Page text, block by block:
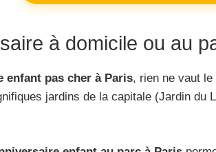
à domicile ou au
enfant pas cher à Paris, rien ne vaut le
jardins de la capitale (Jardin du